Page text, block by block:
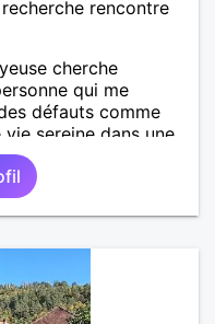
rencontre
cherche
qui me
défauts comme
sereine dans une